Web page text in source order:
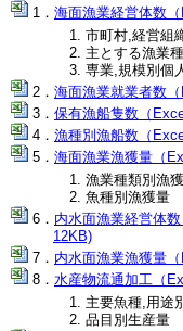
海面漁業経営体数
市町村,経営組
主とする漁業
専業,規模別個
海面漁業就業者数
保有漁船隻数（
漁種別漁船数（
海面漁業漁獲量（
漁業種類別漁
魚種別漁獲量
内水面漁業経営体数
12KB)
内水面漁業漁獲量
水産物流通加工（
主要魚種,用途
品目別生産量